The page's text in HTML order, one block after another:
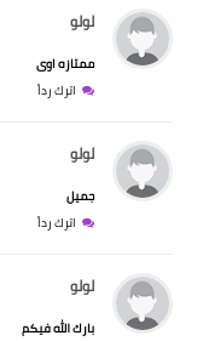
لولو
ممتازه اوى
اترك رداً
لولو
جميل
اترك رداً
لولو
بارك الله فيكم